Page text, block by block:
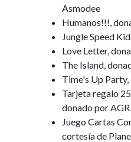
Asmodee
Humanos!!!,
Jungle Speed
Love Letter,
The Island,
Time's Up
Tarjeta regalo
donado por
Juego Cartas
cortesía de